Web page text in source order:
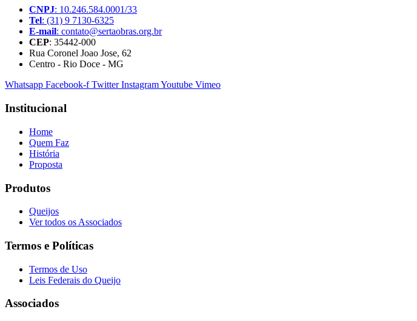
CNPJ: 10.246.584.0001/33
Tel: (31) 9 7130-6325
E-mail: contato@sertaobras.org.br
CEP: 35442-000
Rua Coronel Joao Jose, 62
Centro - Rio Doce - MG
Whatsapp Facebook-f Twitter InstagramYoutube Vimeo
Institucional
Home
Quem Faz
História
Proposta
Produtos
Queijos
Ver todos os Associados
Termos e Políticas
Termos de Uso
Leis Federais do Queijo
Associados